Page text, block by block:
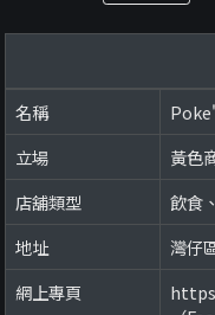
名稱
立場
黃色
店舖類型
飲食
地址
灣仔
網上專頁